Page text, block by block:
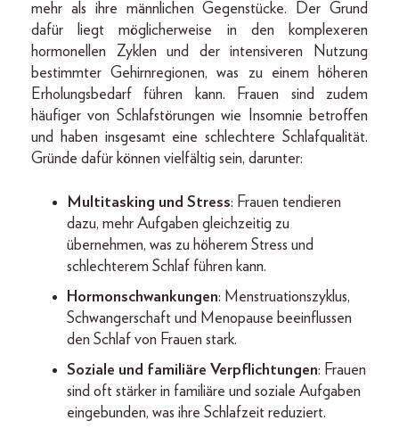
mehr als ihre männlichen Gegenstücke. Der Grund
dafür liegt möglicherweise in den komplexeren
hormonellen Zyklen und der intensiveren Nutzung
bestimmter Gehirnregionen, was zu einem höheren
Erholungsbedarf führen kann. Frauen sind zudem
häufiger von Schlafstörungen wie Insomnie betroffen
und haben insgesamt eine schlechtere Schlafqualität.
Gründe dafür können vielfältig sein, darunter:
Multitasking und Stress: Frauen tendieren
dazu, mehr Aufgaben gleichzeitig zu
übernehmen, was zu höherem Stress und
schlechterem Schlaf führen kann.
Hormonschwankungen: Menstruationszyklus,
Schwangerschaft und Menopause beeinflussen
den Schlaf von Frauen stark.
Soziale und familiäre Verpflichtungen: Frauen
sind oft stärker in familiäre und soziale Aufgaben
eingebunden, was ihre Schlafzeit reduziert.